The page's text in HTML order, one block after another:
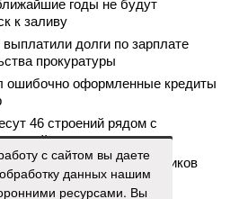
годы не будут
к заливу
долги по зарплате
прокуратуры
ошибочно оформленные кредиты
46 строений рядом с
по указанию мошенников
в Чебоксарах
с сайтом вы даете
данных нашим
ресурсами. Вы